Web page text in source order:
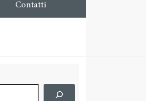
Contatti